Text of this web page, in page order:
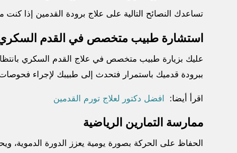
تساعدك النصائح التالية على علاج برودة القدمين إذا كنت
استشارة طبيب متخصص في القدم
عليك بزيارة طبيب متخصص في علاج القدم السكري
ببرودة قدميك باستمرار فتحدث إلى طبيبك لإجراء
اقرأ أيضا: افضل دكتور لعلاج تورم القدمين
ممارسة التمارين الرياضية
الحفاظ على الحركة بصورة يومية يعزز الدورة